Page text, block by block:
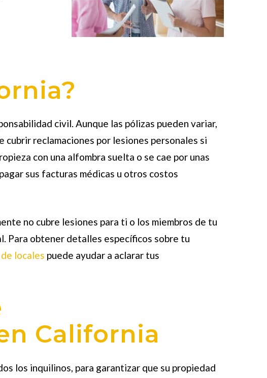
civil. Aunque las pólizas pueden variar,
reclamaciones por lesiones personales si
con una alfombra suelta o se cae por unas
sus facturas médicas u otros costos
no cubre lesiones para ti o los miembros de tu
Para obtener detalles específicos sobre tu
locales puede ayudar a aclarar tus
California
los inquilinos, para garantizar que su propiedad